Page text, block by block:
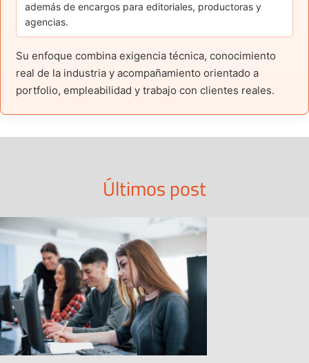
además de encargos para editoriales, productoras y
agencias.
Su enfoque combina exigencia técnica, conocimiento
real de la industria y acompañamiento orientado a
portfolio, empleabilidad y trabajo con clientes reales.
Últimos post